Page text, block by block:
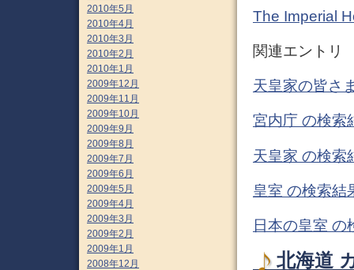
The Imperial
関連エントリ
天皇家の皆さ
宮内庁 の検索
天皇家 の検索
皇室 の検索結
日本の皇室 の
北海道
2010年5月
2010年4月
2010年3月
2010年2月
2010年1月
2009年12月
2009年11月
2009年10月
2009年9月
2009年8月
2009年7月
2009年6月
2009年5月
2009年4月
2009年3月
2009年2月
2009年1月
2008年12月